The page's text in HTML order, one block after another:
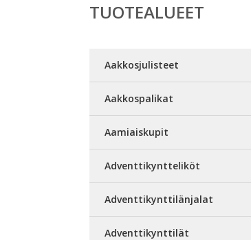
TUOTEALUEET
Aakkosjulisteet
Aakkospalikat
Aamiaiskupit
Adventtikyntteliköt
Adventtikynttilänjalat
Adventtikynttilät